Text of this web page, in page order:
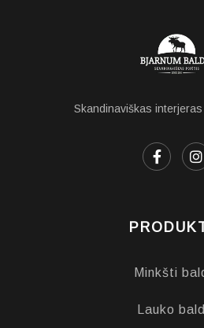
Skandinaviškas
Minkšti
Lauko